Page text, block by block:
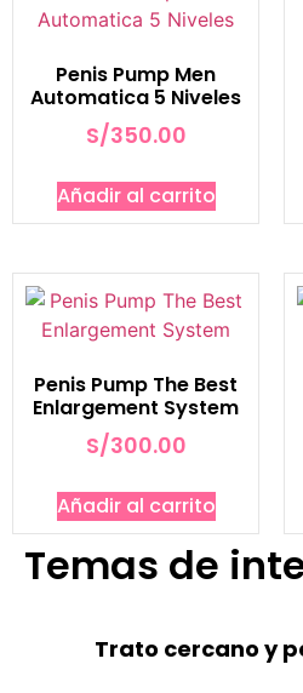
Penis Pump Men
Automatica 5 Niveles
S/350.00
Añadir al carrito
Penis Pump The Best
Enlargement System
S/300.00
Añadir al carrito
Temas de
Trato cercano y